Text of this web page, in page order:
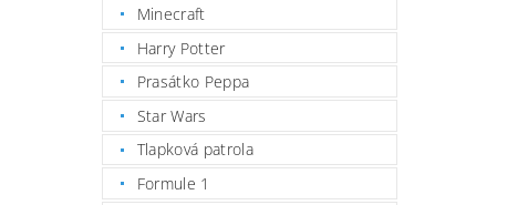
Minecraft
Harry Potter
Prasátko Peppa
Star Wars
Tlapková patrola
Formule 1